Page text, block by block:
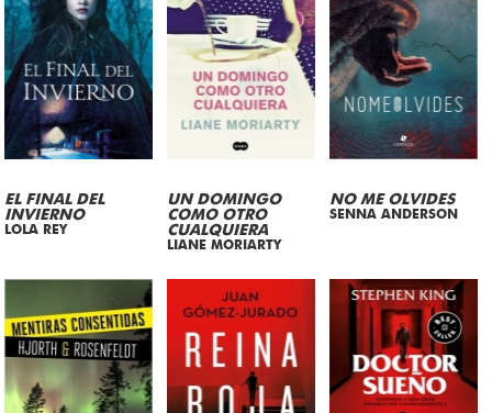
EL FINAL DEL
INVIERNO
LOLA REY
UN DOMINGO
COMO OTRO
CUALQUIERA
LIANE MORIARTY
NO ME OLVIDES
SENNA ANDERSON